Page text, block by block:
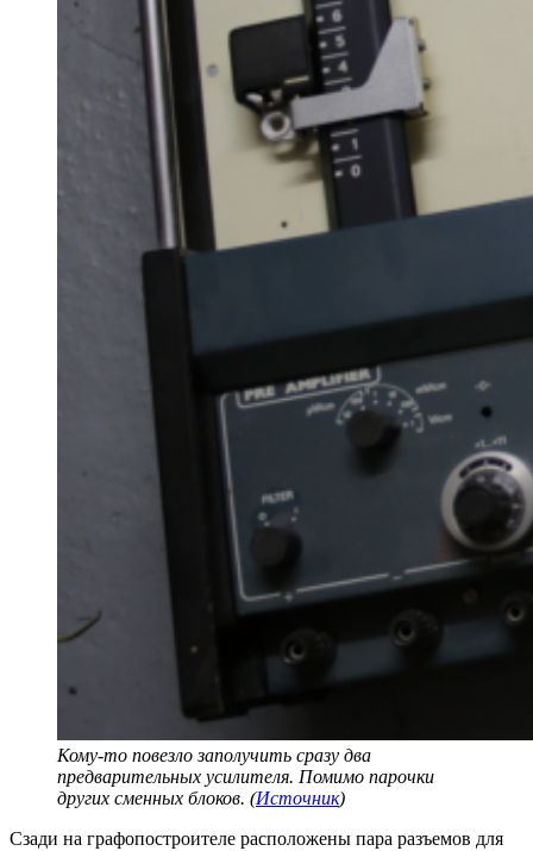
Кому-то повезло заполучить сразу два
предварительных усилителя. Помимо парочки
других сменных блоков. (Источник)
Сзади на графопостроителе расположены пара разъемов для